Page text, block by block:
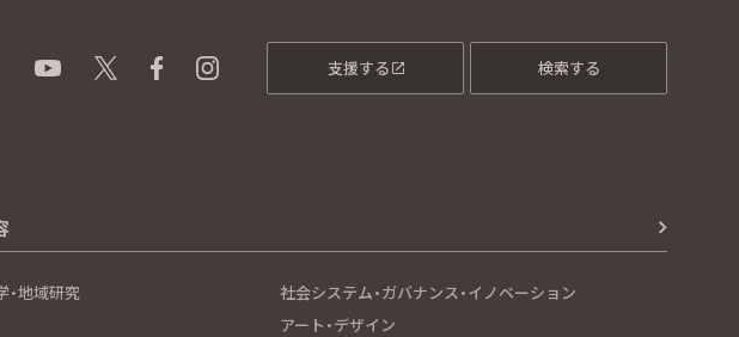
支援する 検索する
・地域研究
社会システム・ガバナンス・イノベーション
アート・デザイン